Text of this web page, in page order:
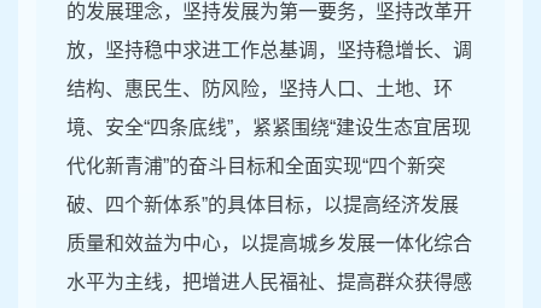
的发展理念，坚持发展为第一要务，坚持改革开
放，坚持稳中求进工作总基调，坚持稳增长、调
结构、惠民生、防风险，坚持人口、土地、环
境、安全“四条底线”，紧紧围绕“建设生态宜居现
代化新青浦”的奋斗目标和全面实现“四个新突
破、四个新体系”的具体目标，以提高经济发展
质量和效益为中心，以提高城乡发展一体化综合
水平为主线，把增进人民福祉、提高群众获得感